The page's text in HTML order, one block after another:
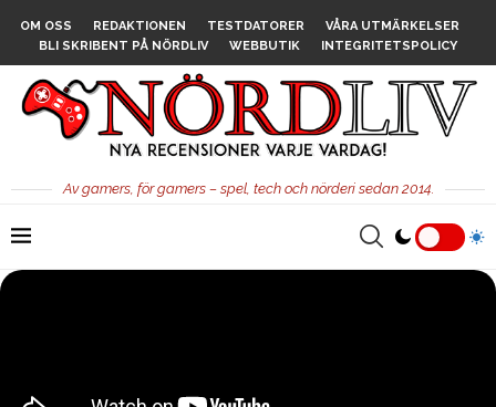
OM OSS REDAKTIONEN TESTDATORER
VÅRA UTMÄRKELSER
BLI SKRIBENT PÅ NÖRDLIV
WEBBUTIK INTEGRITETSPOLICY
Av gamers, för gamers – spel, tech och nörderi sedan 2014.